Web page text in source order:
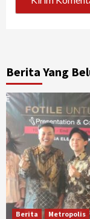
Berita Yang
Berita Metropolis